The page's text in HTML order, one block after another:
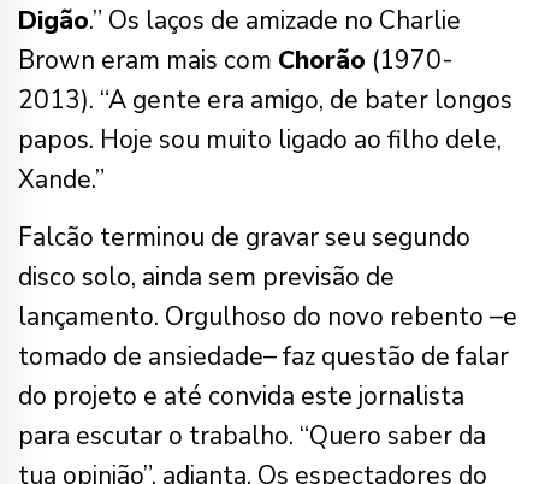
Digão.” Os laços de amizade no Charlie
Brown eram mais com Chorão (1970-
2013). “A gente era amigo, de bater longos
papos. Hoje sou muito ligado ao filho dele,
Xande.”
Falcão terminou de gravar seu segundo
disco solo, ainda sem previsão de
lançamento. Orgulhoso do novo rebento –e
tomado de ansiedade– faz questão de falar
do projeto e até convida este jornalista
para escutar o trabalho. “Quero saber da
tua opinião”, adianta. Os espectadores do